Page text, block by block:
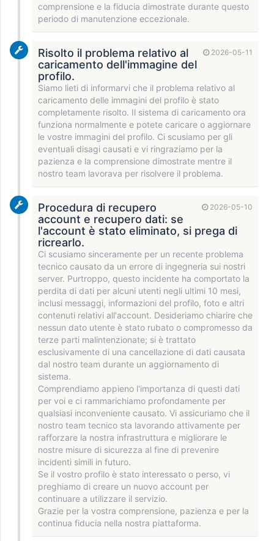
comprensione e la fiducia dimostrate durante questo
periodo di manutenzione eccezionale.
2026-05-11
Risolto il problema relativo al
caricamento dell'immagine del
profilo.
Siamo lieti di informarvi che il problema relativo al
caricamento delle immagini del profilo è stato
completamente risolto. Il sistema di caricamento ora
funziona normalmente e potete caricare o aggiornare
le vostre immagini del profilo. Ci scusiamo per gli
eventuali disagi causati e vi ringraziamo per la
pazienza e la comprensione dimostrate mentre il
nostro team lavorava per risolvere il problema.
2026-05-10
Procedura di recupero
account e recupero dati: se
l'account è stato eliminato, si prega di
ricrearlo.
Ci scusiamo sinceramente per un recente problema
tecnico causato da un errore di ingegneria sui nostri
server. Purtroppo, questo incidente ha comportato la
perdita di dati per alcuni utenti negli ultimi 10 mesi,
inclusi messaggi, informazioni del profilo, foto e altri
contenuti relativi all'account. Desideriamo chiarire che
nessun dato utente è stato rubato o compromesso da
terze parti malintenzionate; si è trattato
esclusivamente di una cancellazione di dati causata
dal nostro team durante un aggiornamento di
sistema.
Comprendiamo appieno l'importanza di questi dati
per voi e ci rammarichiamo profondamente per
qualsiasi inconveniente causato. Vi assicuriamo che il
nostro team tecnico sta lavorando attivamente per
rafforzare la nostra infrastruttura e migliorare le
nostre misure di sicurezza al fine di prevenire
incidenti simili in futuro.
Se il vostro profilo è stato interessato o perso, vi
preghiamo di creare un nuovo account per
continuare a utilizzare il servizio.
Grazie per la vostra comprensione, pazienza e per la
continua fiducia nella nostra piattaforma.